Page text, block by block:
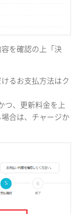
を確認の上「決
るお支払方法はク
つ、更新料金を上
合は、チャージか